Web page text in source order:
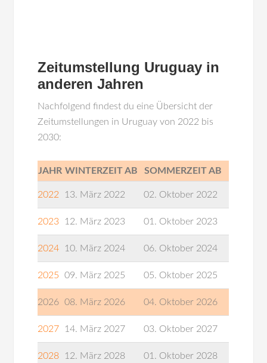
Zeitumstellung Uruguay in
anderen Jahren
Nachfolgend findest du eine Übersicht der
Zeitumstellungen in Uruguay von 2022 bis
2030:
JAHR WINTERZEIT AB SOMMERZEIT AB
2022 13. März 2022 02. Oktober 2022
2023 12. März 2023 01. Oktober 2023
2024 10. März 2024 06. Oktober 2024
2025 09. März 2025 05. Oktober 2025
2026 08. März 2026 04. Oktober 2026
2027 14. März 2027 03. Oktober 2027
2028 12. März 2028 01. Oktober 2028